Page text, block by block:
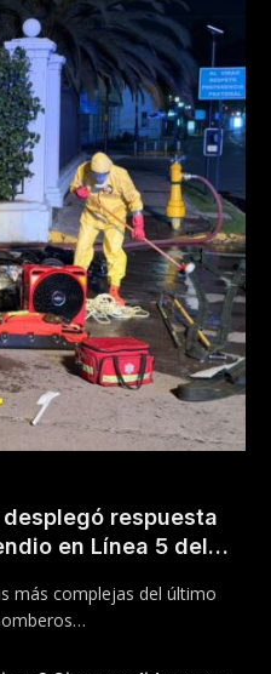
respuesta
en Línea 5 del
más complejas del último